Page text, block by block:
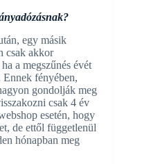
egy másik
csak akkor
a megszűnés évét
fényében,
gondolják meg
csak 4 év
esetén, hogy
de ettől függetlenül
hónapban meg